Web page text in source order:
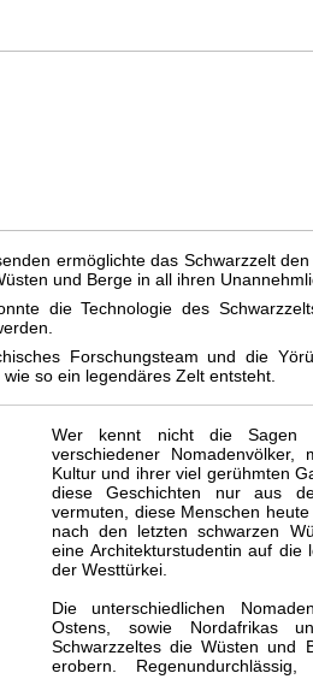
ermöglichte das Schwarzzelt
und Berge in all ihren
die Technologie des
Forschungsteam und die
so ein legendäres Zelt entsteht.
Wer kennt nicht die Sagen
verschiedener
Kultur und ihrer viel gerühmten
diese Geschichten nur aus
vermuten, diese Menschen
nach den letzten schwarzen
eine Architekturstudentin auf die
der Westtürkei.
Die unterschiedlichen
Ostens, sowie Nordafrikas
Schwarzzeltes die Wüsten und
erobern.